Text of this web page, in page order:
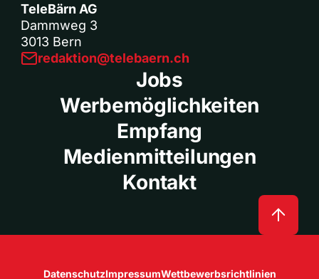
TeleBärn AG
Dammweg 3
3013 Bern
redaktion@telebaern.ch
Jobs
Werbemöglichkeiten
Empfang
Medienmitteilungen
Kontakt
DatenschutzImpressumWettbewerbsrichtlinien